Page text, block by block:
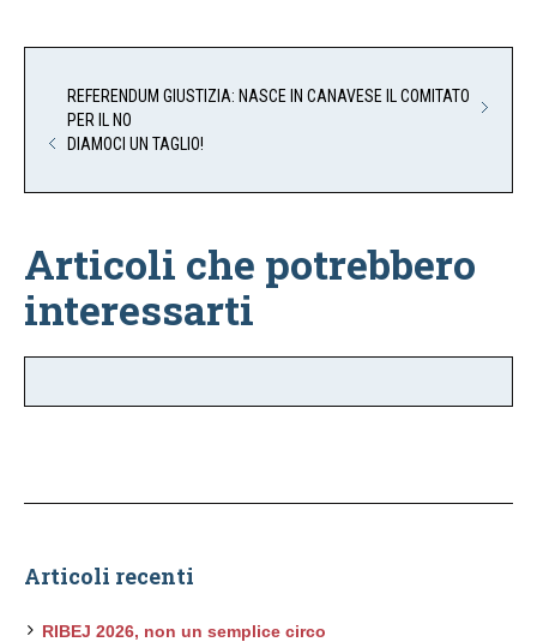
REFERENDUM GIUSTIZIA: NASCE IN CANAVESE IL COMITATO
PER IL NO
DIAMOCI UN TAGLIO!
Articoli che potrebbero
interessarti
Articoli recenti
RIBEJ 2026, non un semplice circo